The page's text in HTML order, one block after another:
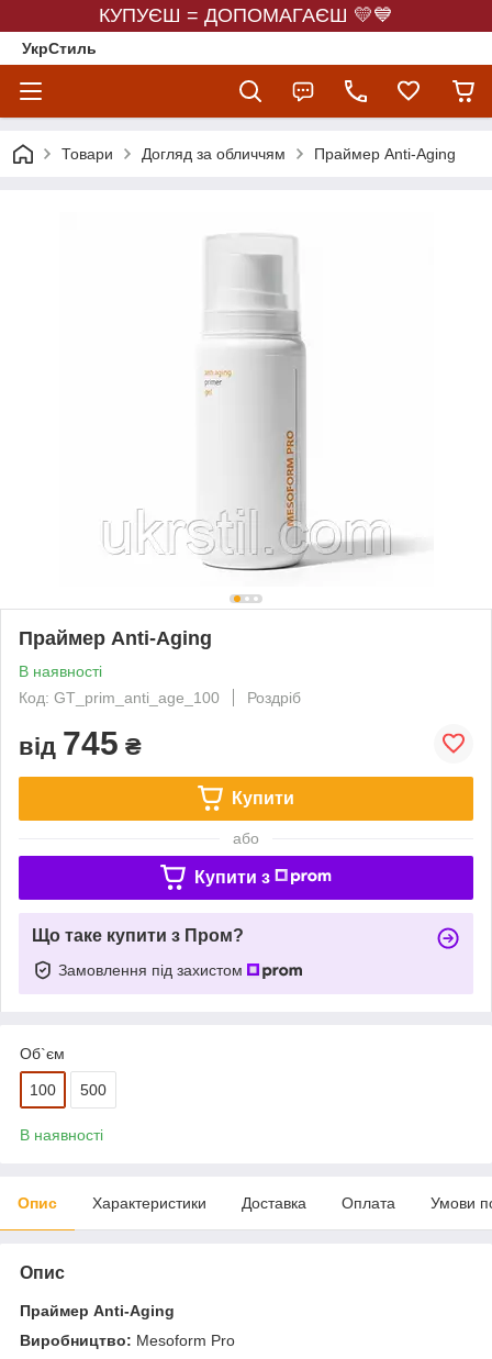
КУПУЄШ = ДОПОМАГАЄШ 💛💙
УкрСтиль
Товари Догляд за обличчям Праймер Anti-Aging
Праймер Anti-Aging
В наявності
Код: GT_prim_anti_age_100
Роздріб
від 745 ₴
Купити
або
Купити з
Що таке купити з Пром?
Замовлення під захистом
Об`єм
100 500
В наявності
Опис Характеристики Доставка Оплата Умови
Опис
Праймер Anti-Aging
Виробництво: Mesoform Pro